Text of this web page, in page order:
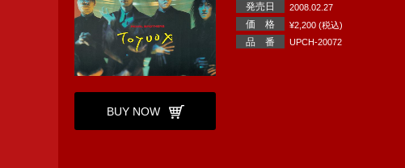
BUY NOW
発売日 2008.02.27
価 格 ¥2,200 (税込)
品 番 UPCH-20072